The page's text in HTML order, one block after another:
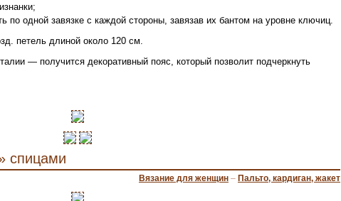
по одной завязке с каждой стороны, завязав их бантом на уровне ключиц.
петель длиной около 120 см.
— получится декоративный пояс, который позволит подчеркнуть
спицами
Вязание для женщин – Пальто, кардиган, жакет